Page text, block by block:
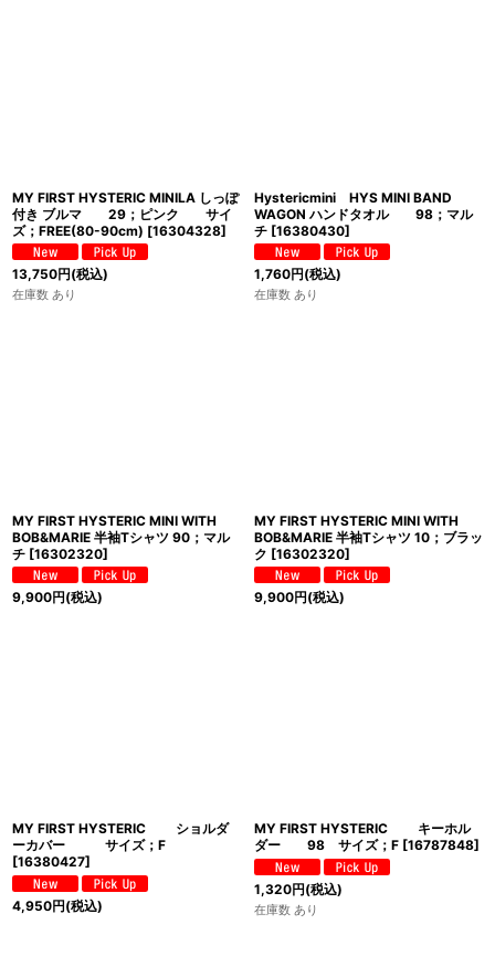
MY FIRST HYSTERIC MINILA しっぽ
付き ブルマ 29；ピンク サイ
ズ；FREE(80-90cm) [16304328]
13,750円(税込)
在庫数 あり
Hystericmini HYS MINI BAND
WAGON ハンドタオル 98；マル
チ [16380430]
1,760円(税込)
在庫数 あり
MY FIRST HYSTERIC MINI WITH
BOB&MARIE 半袖Tシャツ 90；マル
チ [16302320]
9,900円(税込)
MY FIRST HYSTERIC MINI WITH
BOB&MARIE 半袖Tシャツ 10；ブラッ
ク [16302320]
9,900円(税込)
MY FIRST HYSTERIC ショルダ
ーカバー サイズ；F
[16380427]
4,950円(税込)
MY FIRST HYSTERIC キーホル
ダー 98 サイズ；F [16787848]
1,320円(税込)
在庫数 あり